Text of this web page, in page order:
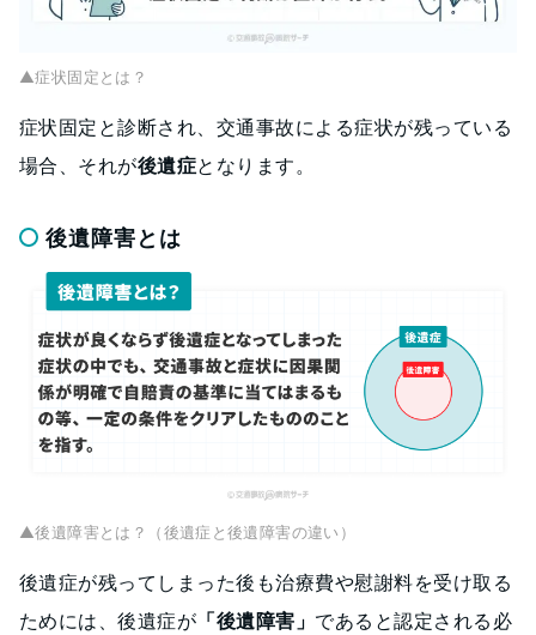
▲症状固定とは？
症状固定と診断され、交通事故による症状が残っている
場合、それが後遺症となります。
後遺障害とは
▲後遺障害とは？（後遺症と後遺障害の違い）
後遺症が残ってしまった後も治療費や慰謝料を受け取る
ためには、後遺症が 「後遺障害」 であると認定される必